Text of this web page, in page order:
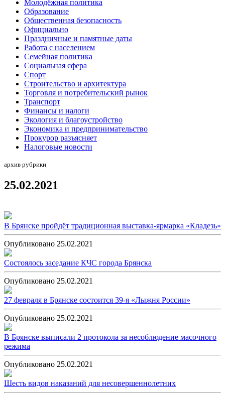
Молодёжная политика
Образование
Общественная безопасность
Официально
Праздничные и памятные даты
Работа с населением
Семейная политика
Социальная сфера
Спорт
Строительство и архитектура
Торговля и потребительский рынок
Транспорт
Финансы и налоги
Экология и благоустройство
Экономика и предпринимательство
Прокурор разъясняет
Налоговые новости
архив рубрики
25.02.2021
В Брянске пройдёт традиционная выставка-ярмарка «Кладезь»
Опубликовано 25.02.2021
Состоялось заседание КЧС города Брянска
Опубликовано 25.02.2021
27 февраля в Брянске состоится 39-я «Лыжня России»
Опубликовано 25.02.2021
В Брянске выписали 2 протокола за несоблюдение масочного
режима
Опубликовано 25.02.2021
Шесть видов наказаний для несовершеннолетних